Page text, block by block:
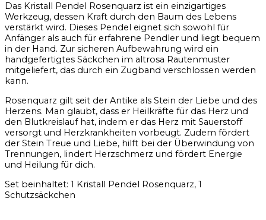
Das Kristall Pendel Rosenquarz ist ein einzigartiges
Werkzeug, dessen Kraft durch den Baum des Lebens
verstärkt wird. Dieses Pendel eignet sich sowohl für
Anfänger als auch für erfahrene Pendler und liegt bequem
in der Hand. Zur sicheren Aufbewahrung wird ein
handgefertigtes Säckchen im altrosa Rautenmuster
mitgeliefert, das durch ein Zugband verschlossen werden
kann.
Rosenquarz gilt seit der Antike als Stein der Liebe und des
Herzens. Man glaubt, dass er Heilkräfte für das Herz und
den Blutkreislauf hat, indem er das Herz mit Sauerstoff
versorgt und Herzkrankheiten vorbeugt. Zudem fördert
der Stein Treue und Liebe, hilft bei der Überwindung von
Trennungen, lindert Herzschmerz und fördert Energie
und Heilung für dich.
Set beinhaltet: 1 Kristall Pendel Rosenquarz, 1
Schutzsäckchen